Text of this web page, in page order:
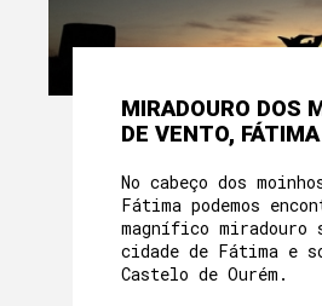
MIRADOURO DOS
DE VENTO, FÁTIMA
No cabeço dos
Fátima podemos
magnífico miradouro
cidade de Fátima e
Castelo de Ourém.